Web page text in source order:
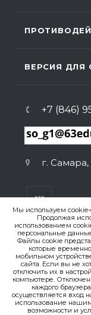
Мы используем
Продолжая
использованием
персональные
Файлы cookie
которые
мобильном
сайта. Если вы не
отключить их в
компьютере.
каждого
осуществляется вход
использование
возможности и
ВЕРСИЯ ДЛЯ
+7 (846)
г.
ВЕРСИЯ ДЛЯ
ПОЛИТИКА
© 2007-2026. ,
РАН)»
Создание сайта